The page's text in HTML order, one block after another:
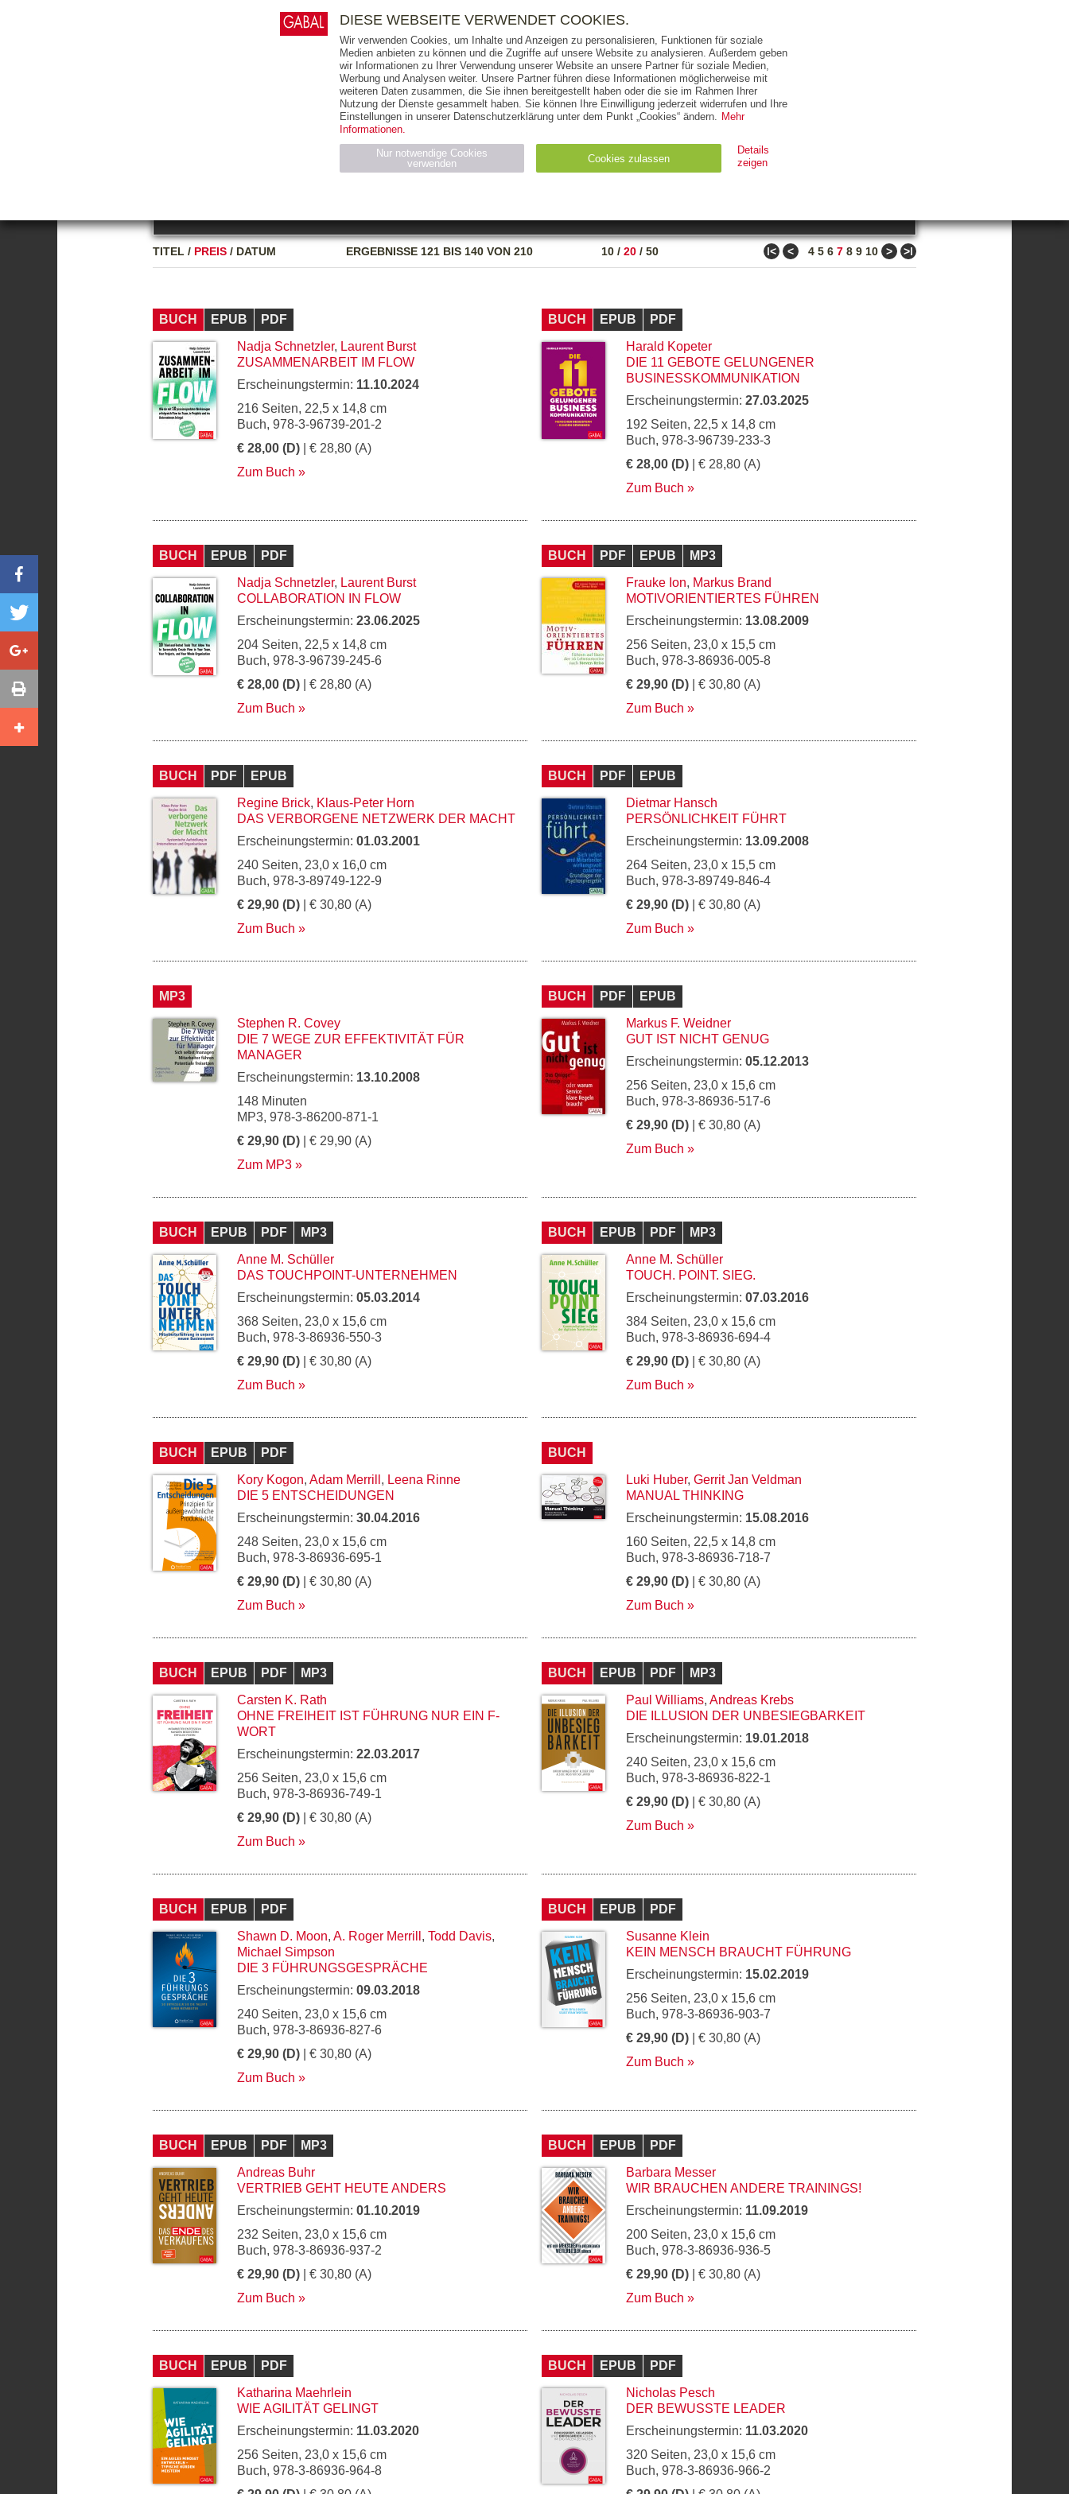
AUSGABEART AUS DER REIHE ZUM THEMA
TITEL / PREIS / DATUM ERGEBNISSE121 BIS 140 VON 210 10 / 20 / 50 ǀ< < 4 5 6 7 8 9 10 > >ǀ
BUCH EPUB
PDF
Nadja Schnetzler, Laurent Burst
ZUSAMMENARBEIT IM FLOW
Erscheinungstermin: 11.10.2024
216 Seiten, 22,5 x 14,8 cm
Buch, 978-3-96739-201-2
€ 28,00 (D) | € 28,80 (A)
Zum Buch
BUCH EPUB
PDF
Harald Kopeter
DIE 11 GEBOTE GELUNGENER
BUSINESSKOMMUNIKATION
Erscheinungstermin: 27.03.2025
192 Seiten, 22,5 x 14,8 cm
Buch, 978-3-96739-233-3
€ 28,00 (D) | € 28,80 (A)
Zum Buch
BUCH EPUB
PDF
Nadja Schnetzler, Laurent Burst
COLLABORATION IN FLOW
Erscheinungstermin: 23.06.2025
204 Seiten, 22,5 x 14,8 cm
Buch, 978-3-96739-245-6
€ 28,00 (D) | € 28,80 (A)
Zum Buch
BUCH PDF EPUB
MP3
Frauke Ion, Markus Brand
MOTIVORIENTIERTES FÜHREN
Erscheinungstermin: 13.08.2009
256 Seiten, 23,0 x 15,5 cm
Buch, 978-3-86936-005-8
€ 29,90 (D) | € 30,80 (A)
Zum Buch
BUCH PDF
EPUB
Regine Brick, Klaus-Peter Horn
DAS VERBORGENE NETZWERK DER MACHT
Erscheinungstermin: 01.03.2001
240 Seiten, 23,0 x 16,0 cm
Buch, 978-3-89749-122-9
€ 29,90 (D) | € 30,80 (A)
Zum Buch
BUCH PDF
EPUB
Dietmar Hansch
PERSÖNLICHKEIT FÜHRT
Erscheinungstermin: 13.09.2008
264 Seiten, 23,0 x 15,5 cm
Buch, 978-3-89749-846-4
€ 29,90 (D) | € 30,80 (A)
Zum Buch
MP3
Stephen R. Covey
DIE 7 WEGE ZUR EFFEKTIVITÄT FÜR
MANAGER
Erscheinungstermin: 13.10.2008
148 Minuten
MP3, 978-3-86200-871-1
€ 29,90 (D) | € 29,90 (A)
Zum MP3
BUCH PDF
EPUB
Markus F. Weidner
GUT IST NICHT GENUG
Erscheinungstermin: 05.12.2013
256 Seiten, 23,0 x 15,6 cm
Buch, 978-3-86936-517-6
€ 29,90 (D) | € 30,80 (A)
Zum Buch
BUCH EPUB PDF
MP3
Anne M. Schüller
DAS TOUCHPOINT-UNTERNEHMEN
Erscheinungstermin: 05.03.2014
368 Seiten, 23,0 x 15,6 cm
Buch, 978-3-86936-550-3
€ 29,90 (D) | € 30,80 (A)
Zum Buch
BUCH EPUB PDF
MP3
Anne M. Schüller
TOUCH. POINT. SIEG.
Erscheinungstermin: 07.03.2016
384 Seiten, 23,0 x 15,6 cm
Buch, 978-3-86936-694-4
€ 29,90 (D) | € 30,80 (A)
Zum Buch
BUCH EPUB
PDF
Kory Kogon, Adam Merrill , Leena Rinne
DIE 5 ENTSCHEIDUNGEN
Erscheinungstermin: 30.04.2016
248 Seiten, 23,0 x 15,6 cm
Buch, 978-3-86936-695-1
€ 29,90 (D) | € 30,80 (A)
Zum Buch
BUCH
Luki Huber, Gerrit Jan Veldman
MANUAL THINKING
Erscheinungstermin: 15.08.2016
160 Seiten, 22,5 x 14,8 cm
Buch, 978-3-86936-718-7
€ 29,90 (D) | € 30,80 (A)
Zum Buch
BUCH EPUB PDF
MP3
Carsten K. Rath
OHNE FREIHEIT IST FÜHRUNG NUR EIN F-
WORT
Erscheinungstermin: 22.03.2017
256 Seiten, 23,0 x 15,6 cm
Buch, 978-3-86936-749-1
€ 29,90 (D) | € 30,80 (A)
Zum Buch
BUCH EPUB PDF
MP3
Paul Williams, Andreas Krebs
DIE ILLUSION DER UNBESIEGBARKEIT
Erscheinungstermin: 19.01.2018
240 Seiten, 23,0 x 15,6 cm
Buch, 978-3-86936-822-1
€ 29,90 (D) | € 30,80 (A)
Zum Buch
BUCH EPUB
PDF
Shawn D. Moon, A. Roger Merrill , Todd Davis,
Michael Simpson
DIE 3 FÜHRUNGSGESPRÄCHE
Erscheinungstermin: 09.03.2018
240 Seiten, 23,0 x 15,6 cm
Buch, 978-3-86936-827-6
€ 29,90 (D) | € 30,80 (A)
Zum Buch
BUCH EPUB
PDF
Susanne Klein
KEIN MENSCH BRAUCHT FÜHRUNG
Erscheinungstermin: 15.02.2019
256 Seiten, 23,0 x 15,6 cm
Buch, 978-3-86936-903-7
€ 29,90 (D) | € 30,80 (A)
Zum Buch
BUCH EPUB PDF
MP3
Andreas Buhr
VERTRIEB GEHT HEUTE ANDERS
Erscheinungstermin: 01.10.2019
232 Seiten, 23,0 x 15,6 cm
Buch, 978-3-86936-937-2
€ 29,90 (D) | € 30,80 (A)
Zum Buch
BUCH EPUB
PDF
Barbara Messer
WIR BRAUCHEN ANDERE TRAININGS!
Erscheinungstermin: 11.09.2019
200 Seiten, 23,0 x 15,6 cm
Buch, 978-3-86936-936-5
€ 29,90 (D) | € 30,80 (A)
Zum Buch
BUCH EPUB
PDF
Katharina Maehrlein
WIE AGILITÄT GELINGT
Erscheinungstermin: 11.03.2020
256 Seiten, 23,0 x 15,6 cm
Buch, 978-3-86936-964-8
BUCH EPUB
PDF
Nicholas Pesch
DER BEWUSSTE LEADER
Erscheinungstermin: 11.03.2020
320 Seiten, 23,0 x 15,6 cm
Buch, 978-3-86936-966-2
E-BOOKS AUDIO-CDS MP3 NON-BOOKS
THEMEN AUTOREN VERLAG
RIGHTS PRESSE HANDEL FÜR UNTERNEHMEN
DIESE WEBSEITE VERWENDET COOKIES.
Wir verwenden Cookies, um Inhalte und Anzeigen zu personalisieren, Funktionen für soziale
Medien anbieten zu können und die Zugriffe auf unsere Website zu analysieren. Außerdem geben
wir Informationen zu Ihrer Verwendung unserer Website an unsere Partner für soziale Medien,
Werbung und Analysen weiter. Unsere Partner führen diese Informationen möglicherweise mit
weiteren Daten zusammen, die Sie ihnen bereitgestellt haben oder die sie im Rahmen Ihrer
Nutzung der Dienste gesammelt haben. Sie können Ihre Einwilligung jederzeit widerrufen und Ihre
Einstellungen in unserer Datenschutzerklärung unter dem Punkt „Cookies“ ändern. Mehr
Informationen.
Nur notwendige Cookies
verwenden
Cookies zulassen
Details
zeigen
Name Anbieter Zweck Ablauf
Typ
CMS_SESSION_ID
gabal-
Wird für die Speicherung der Benutzer-Session verwendet HTTP